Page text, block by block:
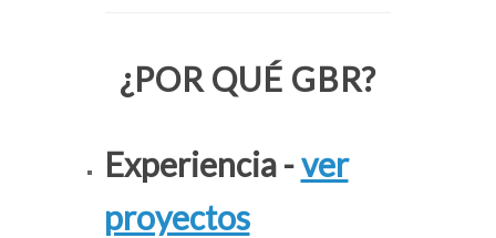
¿POR QUÉ GBR?
Experiencia -ver
proyectos